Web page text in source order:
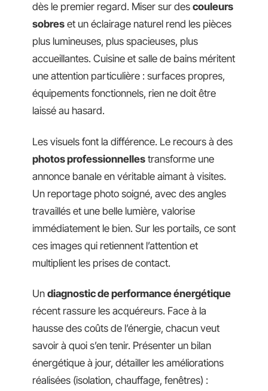
dès le premier regard. Miser sur des couleurs
sobres et un éclairage naturel rend les pièces
plus lumineuses, plus spacieuses, plus
accueillantes. Cuisine et salle de bains méritent
une attention particulière : surfaces propres,
équipements fonctionnels, rien ne doit être
laissé au hasard.
Les visuels font la différence. Le recours à des
photos professionnelles transforme une
annonce banale en véritable aimant à visites.
Un reportage photo soigné, avec des angles
travaillés et une belle lumière, valorise
immédiatement le bien. Sur les portails, ce sont
ces images qui retiennent l’attention et
multiplient les prises de contact.
Un diagnostic de performance énergétique
récent rassure les acquéreurs. Face à la
hausse des coûts de l’énergie, chacun veut
savoir à quoi s’en tenir. Présenter un bilan
énergétique à jour, détailler les améliorations
réalisées (isolation, chauffage, fenêtres) :